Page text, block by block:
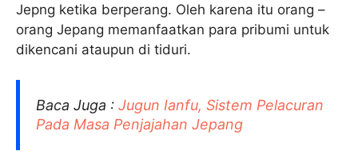
Jepng ketika berperang. Oleh karena itu orang –
orang Jepang memanfaatkan para pribumi untuk
dikencani ataupun di tiduri.
Baca Juga : Jugun Ianfu, Sistem Pelacuran
Pada Masa Penjajahan Jepang